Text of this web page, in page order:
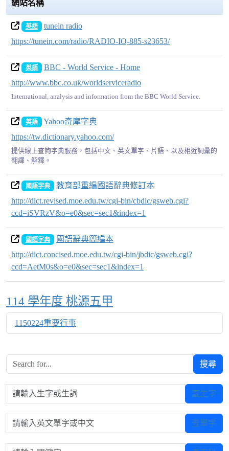
網站名稱
英語
tunein radio
https://tunein.com/radio/RADIO-IQ-885-s23653/
英語
BBC - World Service - Home
http://www.bbc.co.uk/worldserviceradio
International, analysis and information from the BBC World Service.
英語
Yahoo奇摩字典
https://tw.dictionary.yahoo.com/
提供線上查詢字典服務，包括中文、英文單字、片語、以及相近詞彙的
翻譯、解釋。
國語字典
教育部重編國語辭典修訂本
http://dict.revised.moe.edu.tw/cgi-bin/cbdic/gsweb.cgi?
ccd=iSVRzV&o=e0&sec=sec1&index=1
國語字典
國語辭典簡編本
http://dict.concised.moe.edu.tw/cgi-bin/jbdic/gsweb.cgi?
ccd=AetM0s&o=e0&sec=sec1&index=1
Over View
114 學年度 桃源五甲
1150224重要行事
搜尋
請輸入生字或生詞 查生字
請輸入英文單字或中文 查單字
請輸入關鍵字